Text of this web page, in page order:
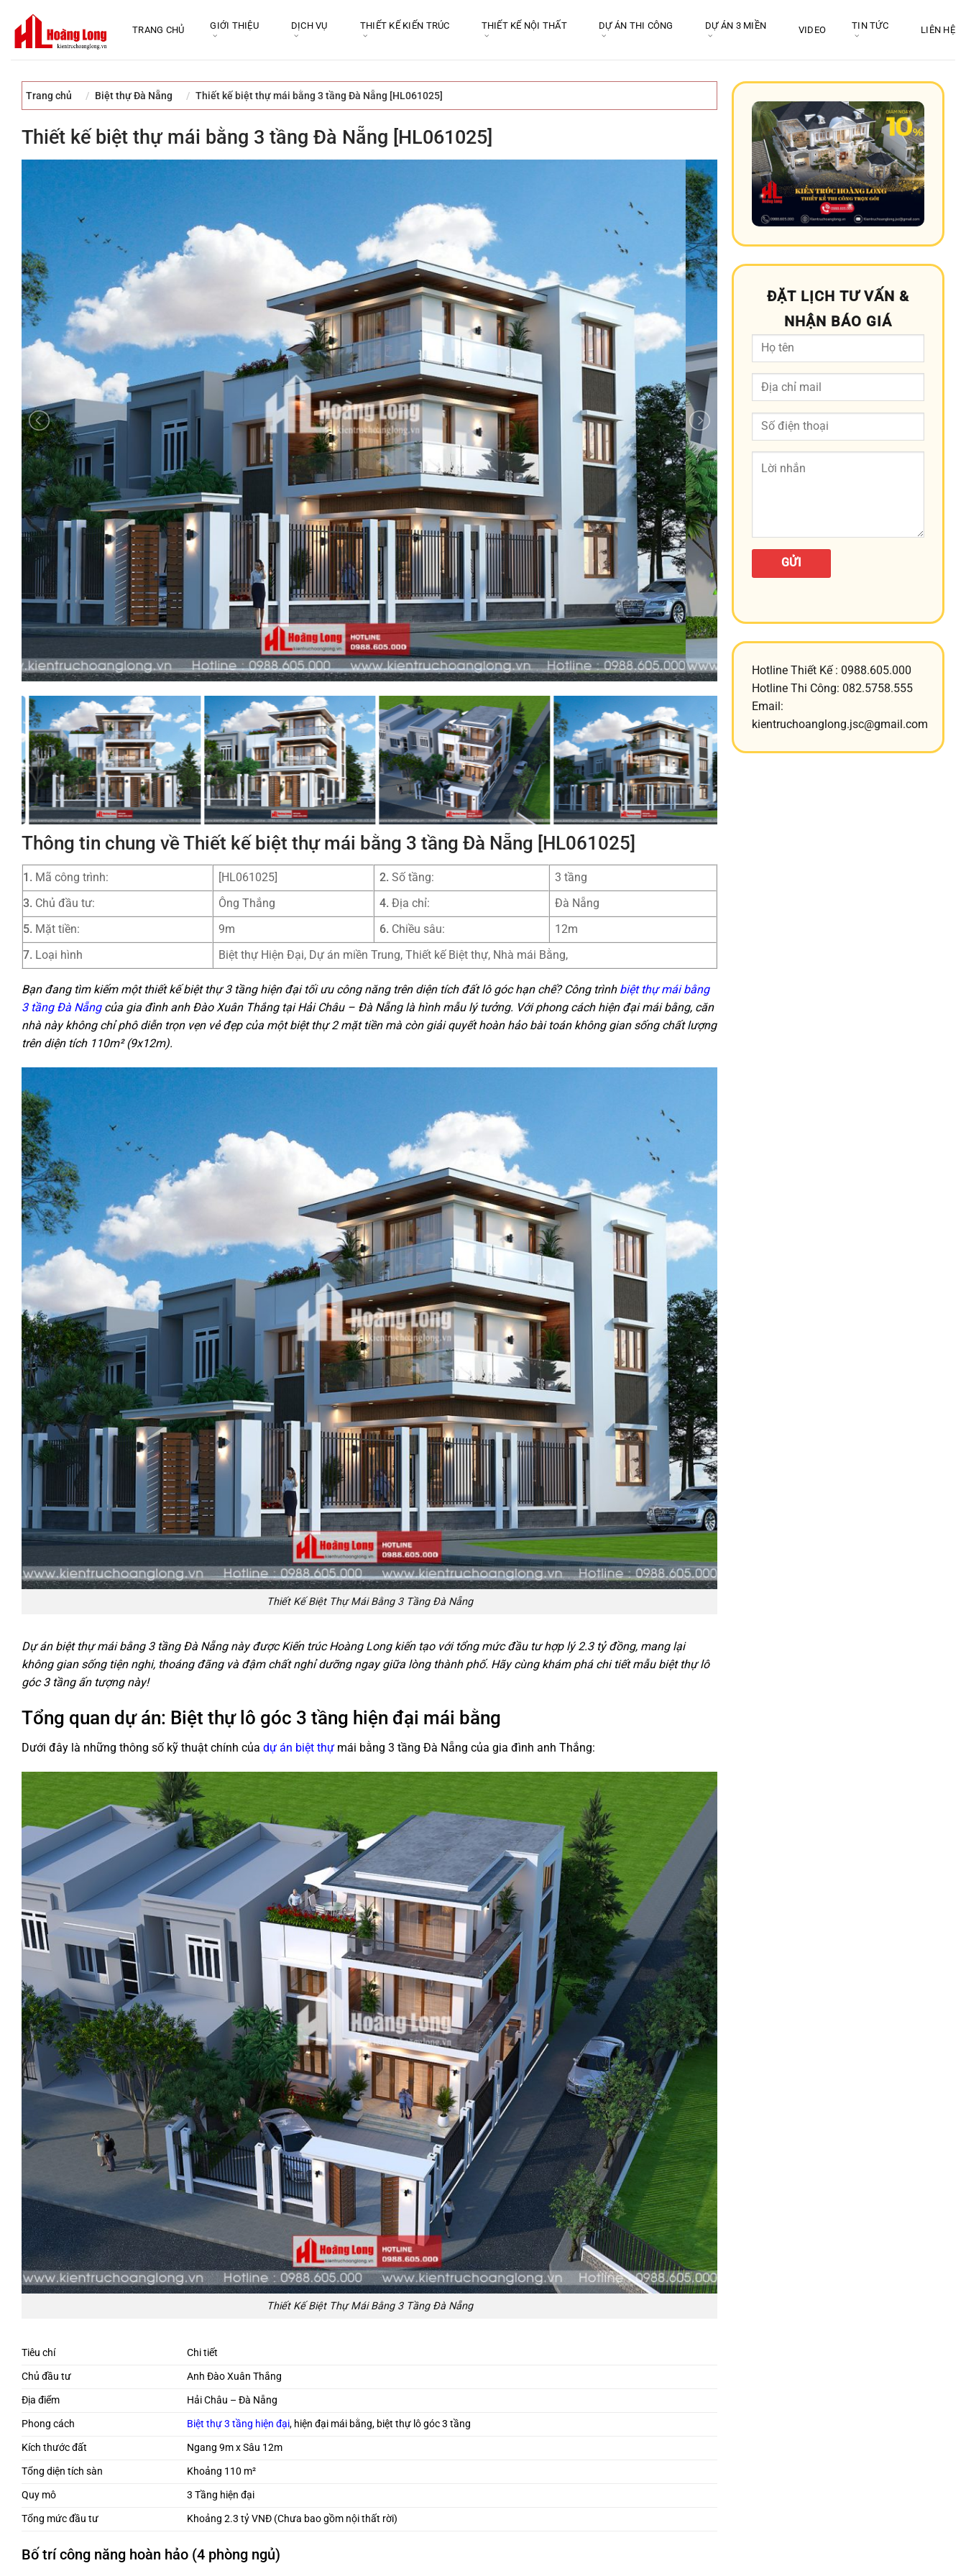
qua
TRANG CHỦ GIỚI THIỆU DỊCH VỤ THIẾT KẾ KIẾN TRÚC THIẾT KẾ NỘI THẤT DỰ ÁN THI CÔNG DỰ ÁN 3 MIỀN VIDEO TIN TỨC LIÊN HỆ
Trang chủ Biệt thự Đà Nẵng Thiết kế biệt thự mái bằng 3 tầng Đà Nẵng [HL061025]
Thiết kế biệt thự mái bằng 3 tầng Đà Nẵng [HL061025]
Thông tin chung về Thiết kế biệt thự mái bằng 3 tầng Đà Nẵng [HL061025]
1. Mã công trình: [HL061025] 2. Số tầng:
3 tầng
3. Chủ đầu tư: Ông Thắng 4. Địa chỉ:
Đà Nẵng
5. Mặt tiền: 9m 6. Chiều sâu:
12m
7. Loại hình Biệt thự Hiện Đại, Dự án miền Trung, Thiết kế Biệt thự, Nhà mái Bằng,
Bạn đang tìm kiếm một thiết kế biệt thự 3 tầng hiện đại tối ưu công năng trên diện tích đất lô góc hạn chế? Công trình biệt thự mái bằng
3 tầng Đà Nẵngcủa gia đình anh Đào Xuân Thắng tại Hải Châu – Đà Nẵng là hình mẫu lý tưởng. Với phong cách hiện đại mái bằng, căn
nhà này không chỉ phô diễn trọn vẹn vẻ đẹp của một biệt thự 2 mặt tiền mà còn giải quyết hoàn hảo bài toán không gian sống chất lượng
trên diện tích 110m² (9x12m).
Thiết Kế Biệt Thự Mái Bằng 3 Tầng Đà Nẵng
Dự án biệt thự mái bằng 3 tầng Đà Nẵng này được Kiến trúc Hoàng Long kiến tạo với tổng mức đầu tư hợp lý 2.3 tỷ đồng, mang lại
không gian sống tiện nghi, thoáng đãng và đậm chất nghỉ dưỡng ngay giữa lòng thành phố. Hãy cùng khám phá chi tiết mẫu biệt thự lô
góc 3 tầng ấn tượng này!
Tổng quan dự án: Biệt thự lô góc 3 tầng hiện đại mái bằng
Dưới đây là những thông số kỹ thuật chính của dự án biệt thự mái bằng 3 tầng Đà Nẵng của gia đình anh Thắng:
Thiết Kế Biệt Thự Mái Bằng 3 Tầng Đà Nẵng
Tiêu chí
Chi tiết
Chủ đầu tư
Anh Đào Xuân Thắng
Địa điểm
Hải Châu – Đà Nẵng
Phong cách
Biệt thự 3 tầng hiện đại, hiện đại mái bằng, biệt thự lô góc 3 tầng
Kích thước đất
Ngang 9m x Sâu 12m
Tổng diện tích sàn
Khoảng 110 m²
Quy mô
3 Tầng hiện đại
Tổng mức đầu tư
Khoảng 2.3 tỷ VNĐ (Chưa bao gồm nội thất rời)
Bố trí công năng hoàn hảo (4 phòng ngủ)
ĐẶT LỊCH TƯ VẤN &
NHẬN BÁO GIÁ
Hotline Thiết Kế : 0988.605.000
Hotline Thi Công: 082.5758.555
Email:
kientruchoanglong.jsc@gmail.com